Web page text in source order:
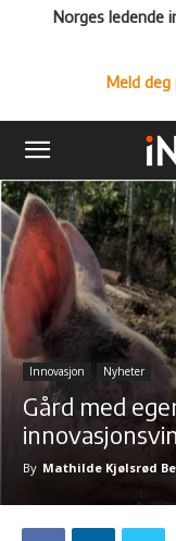
Norges ledende
Meld
Innovasjon Nyheter
Gård med
By Mathilde Kjølsrød